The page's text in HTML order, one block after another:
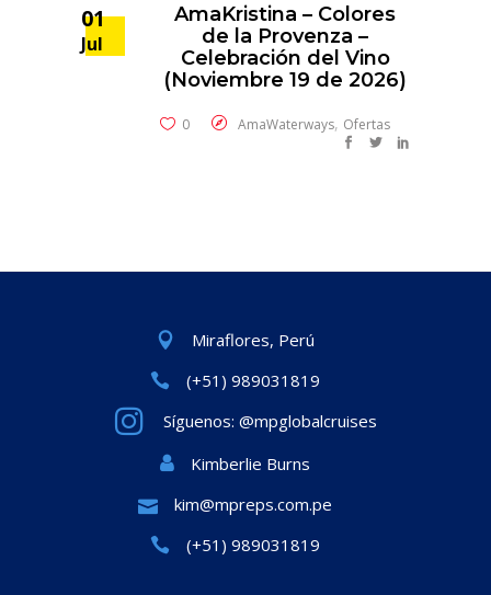
01
Jul
AmaKristina – Colores
de la Provenza –
Celebración del Vino
(Noviembre 19 de 2026)
0 AmaWaterways, Ofertas
Miraflores, Perú
(+51) 989031819
Síguenos: @mpglobalcruises
Kimberlie Burns
kim@mpreps.com.pe
(+51) 989031819